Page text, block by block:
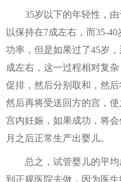
35岁以下的年轻性，由
以保持在7成左右，而35-
功率，但是如果过了45岁
成左右，这一过程相对复
促排，然后分别取和，然
然后再将受送回方的宫，
宫内妊娠，如果成功，将
月之后正常生产出婴儿。
总之，试管婴儿的平均
到正规医院去做，因为医